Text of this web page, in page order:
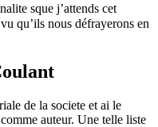
sque j’attends cet
qu’ils nous défrayerons en
de la societe et ai le
auteur. Une telle liste